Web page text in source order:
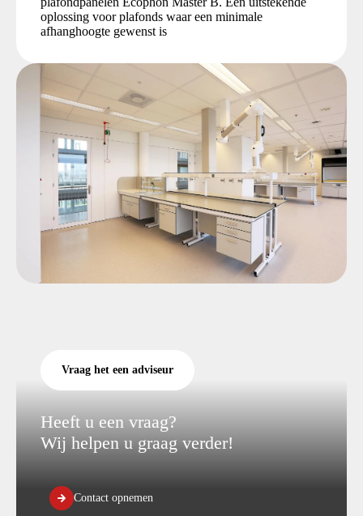
oplossing voor plafonds waar een minimale
afhanghoogte gewenst is
Vraag het een adviseur
Heeft u een vraag?
Wij helpen u graag verder!
Contact opnemen